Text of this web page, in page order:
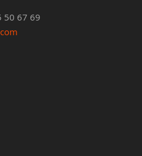
50 67 69